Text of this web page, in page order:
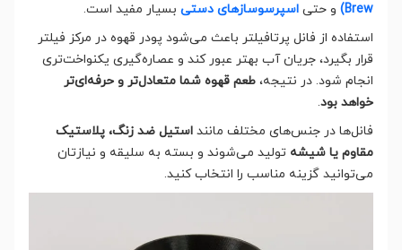
Brew) و حتی اسپرسوسازهای دستی بسیار مفید است.
استفاده از فانل پرتافیلتر باعث می‌شود پودر قهوه در مرکز فیلتر
قرار بگیرد، جریان آب بهتر عبور کند و عصاره‌گیری یکنواخت‌تری
انجام شود. در نتیجه، طعم قهوه شما متعادل‌تر و حرفه‌ای‌تر
خواهد بود.
فانل‌ها در جنس‌های مختلف مانند استیل ضد زنگ، پلاستیک
مقاوم یا شیشه تولید می‌شوند و بسته به سلیقه و نیازتان
می‌توانید گزینه مناسب را انتخاب کنید.